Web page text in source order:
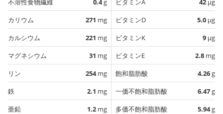
不溶性食物繊維
0.4g
カリウム
271 mg
カルシウム
221 mg
マグネシウム
31 mg
リン
254mg
鉄
2.1 mg
亜鉛
1.2 mg
ビタミンA
42 µg
ビタミンD
5.0 µg
ビタミンK
9 µg
ビタミンE
2.8 mg
飽和脂肪酸
4.26g
一価不飽和脂肪酸
6.47g
多価不飽和脂肪酸
5.94g